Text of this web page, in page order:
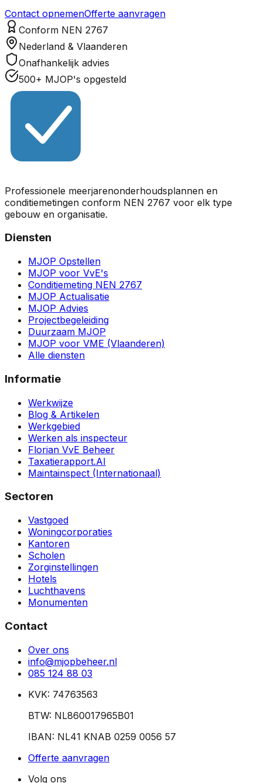
Contact opnemenOfferte aanvragen
Conform NEN 2767
Nederland & Vlaanderen
Onafhankelijk advies
500+ MJOP's opgesteld
Professionele meerjarenonderhoudsplannen en
conditiemetingen conform NEN 2767 voor elk type
gebouw en organisatie.
Diensten
MJOP Opstellen
MJOP voor VvE's
Conditiemeting NEN 2767
MJOP Actualisatie
MJOP Advies
Projectbegeleiding
Duurzaam MJOP
MJOP voor VME (Vlaanderen)
Alle diensten
Informatie
Werkwijze
Blog & Artikelen
Werkgebied
Werken als inspecteur
Florian VvE Beheer
Taxatierapport.AI
Maintainspect (Internationaal)
Sectoren
Vastgoed
Woningcorporaties
Kantoren
Scholen
Zorginstellingen
Hotels
Luchthavens
Monumenten
Contact
Over ons
info@mjopbeheer.nl
085 124 88 03
KVK: 74763563
BTW: NL860017965B01
IBAN: NL41 KNAB 0259 0056 57
Offerte aanvragen
Volg ons